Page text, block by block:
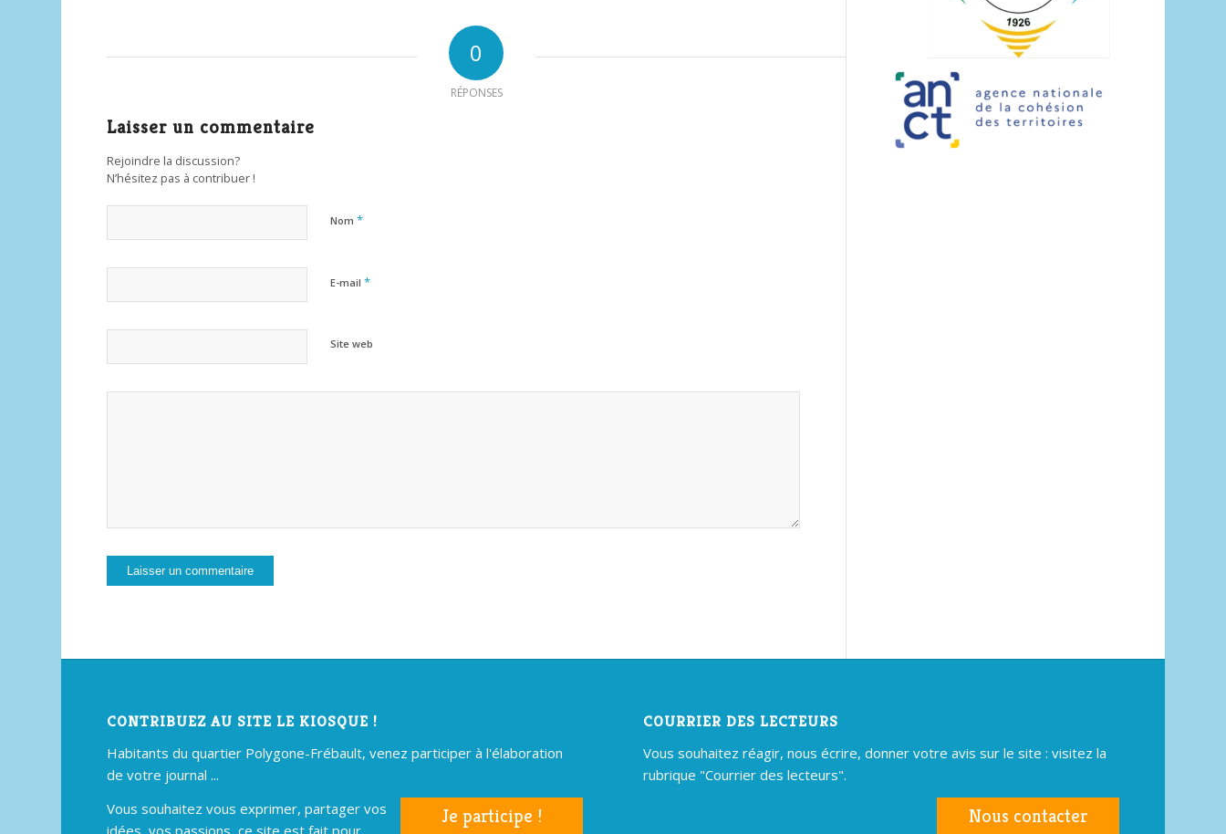
0
RÉPONSES
Laisser un commentaire
Rejoindre la discussion?
N’hésitez pas à contribuer !
Nom*
E-mail*
Site web
CONTRIBUEZ AU SITE LE KIOSQUE !
Habitants du quartier Polygone-Frébault, venez participer à l'élaboration
de votre journal ...
Je participe !
Vous souhaitez vous exprimer, partager vos
idées, vos passions, ce site est fait pour
COURRIER DES LECTEURS
Vous souhaitez réagir, nous écrire, donner votre avis sur le site : visitez la
rubrique "Courrier des lecteurs".
Nous contacter